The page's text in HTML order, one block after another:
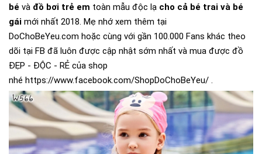
bé và đồ bơi trẻ em toàn mẫu độc lạ cho cả bé trai và bé
gái mới nhất 2018. Mẹ nhớ xem thêm tại
DoChoBeYeu.com hoặc cùng với gần 100.000 Fans khác theo
dõi tại FB đã luôn được cập nhật sớm nhất và mua được đồ
ĐẸP - ĐỘC - RẺ của shop
nhé https://www.facebook.com/ShopDoChoBeYeu/ .